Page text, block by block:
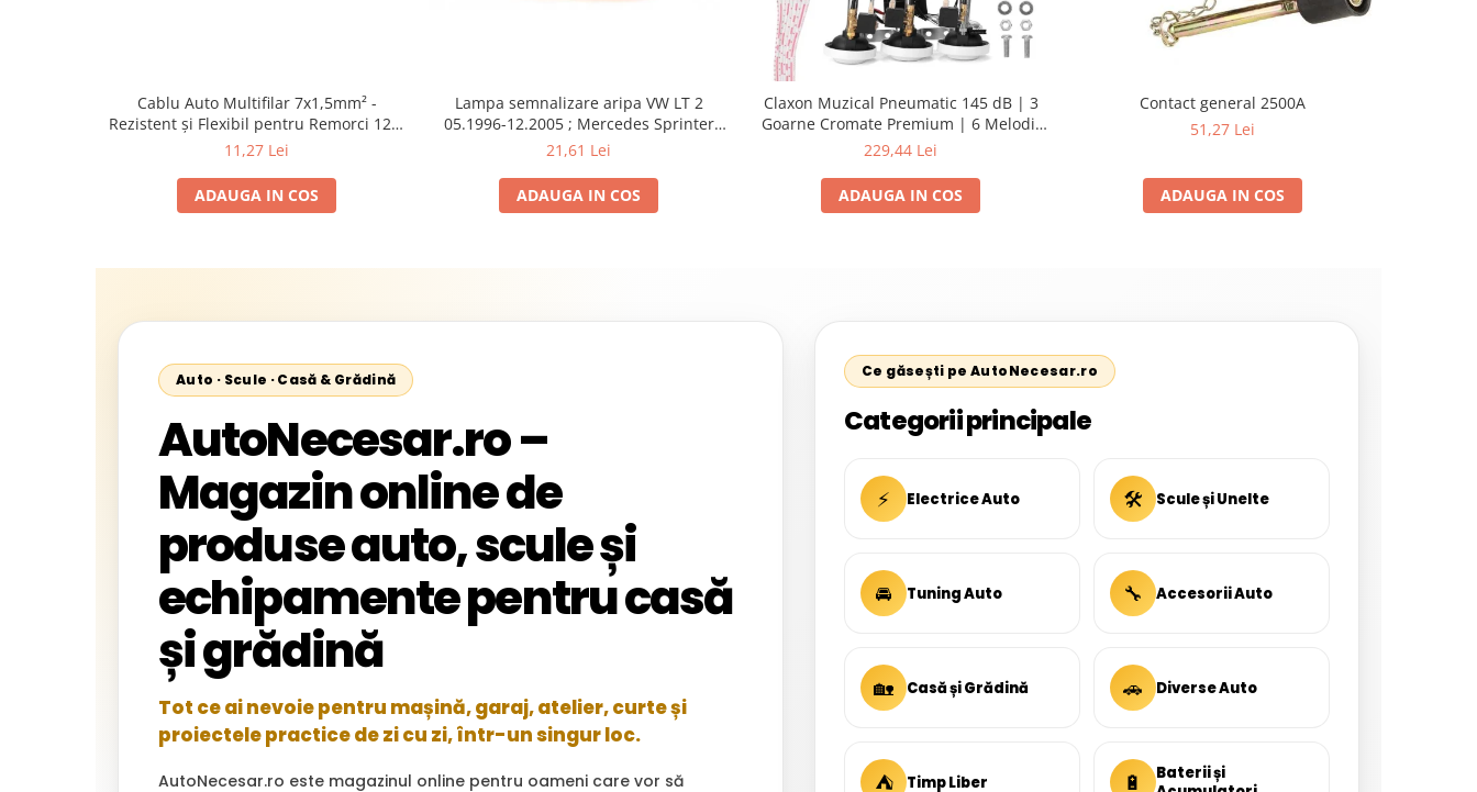
Cablu Auto Multifilar 7x1,5mm² -
Rezistent și Flexibil pentru Remorci 12V-
24V
11,27 Lei
ADAUGA IN COS
Lampa semnalizare aripa VW LT 2
05.1996-12.2005 ; Mercedes Sprinter
1995-2002, 512D-814 DA; Actros 1996-
Starliner,Centroliner, Cityliner;
21,61 Lei
ADAUGA IN COS
Claxon Muzical Pneumatic 145 dB | 3
Goarne Cromate Premium | 6 Melodii
Selectabile
229,44 Lei
ADAUGA IN COS
Contact general 2500A
51,27 Lei
ADAUGA IN COS
Auto · Scule · Casă & Grădină
AutoNecesar.ro –
Magazin online de
produse auto, scule și
echipamente pentru casă
și grădină
Tot ce ai nevoie pentru mașină, garaj, atelier, curte și
proiectele practice de zi cu zi, într-un singur loc.
AutoNecesar.ro este magazinul online pentru oameni care vor să
Ce găsești pe AutoNecesar.ro
Categorii principale
⚡ Electrice Auto 🛠 Scule și Unelte
🚘 Tuning Auto 🔧 Accesorii Auto
🏡 Casă și Grădină 🚗 Diverse Auto
⛺ Timp Liber 🔋
Baterii și